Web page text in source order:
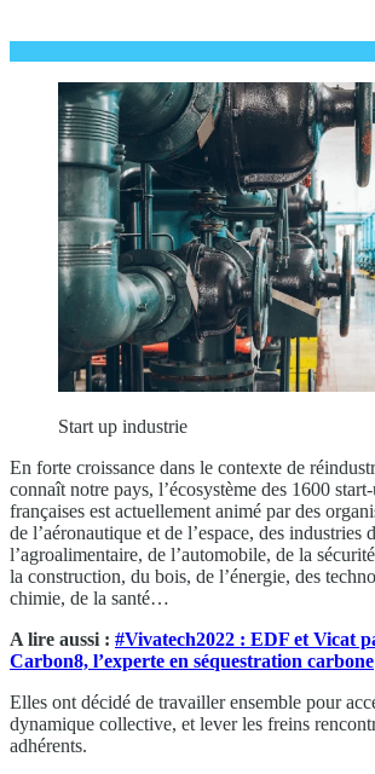
Start up industrie
En forte croissance dans le contexte de
connaît notre pays, l’écosystème des 1600
françaises est actuellement animé par des
de l’aéronautique et de l’espace, des industries
l’agroalimentaire, de l’automobile, de la
la construction, du bois, de l’énergie, des
chimie, de la santé…
A lire aussi : #Vivatech2022 : EDF et Vicat
Carbon8, l’experte en séquestration carbone
Elles ont décidé de travailler ensemble pour
dynamique collective, et lever les freins
adhérents.